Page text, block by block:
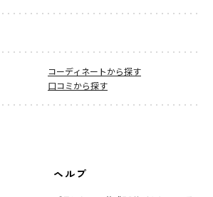
コーディネートから探す
口コミから探す
ヘルプ